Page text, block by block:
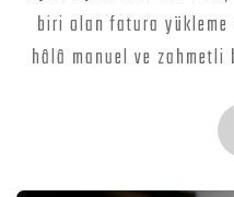
biri olan fatura
hâlâ manuel ve